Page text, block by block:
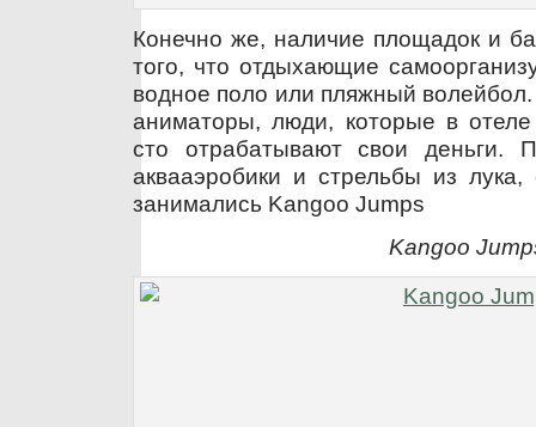
Конечно же, наличие площадок и
того, что отдыхающие
водное поло или пляжный волейбол.
аниматоры, люди, которые в
сто отрабатывают свои деньги.
аквааэробики и стрельбы из
занимались Kangoo Jumps
Kangoo